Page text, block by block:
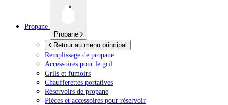
Propane
Propane
Retour au menu principal
Remplissage de propane
Accessoires pour le gril
Grils et fumoirs
Chaufferettes portatives
Réservoirs de propane
Pièces et accessoires pour réservoir